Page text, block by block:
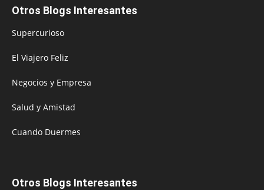
Otros Blogs Interesantes
Supercurioso
El Viajero Feliz
Negocios y Empresa
Salud y Amistad
Cuando Duermes
Otros Blogs Interesantes